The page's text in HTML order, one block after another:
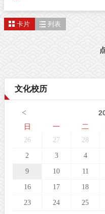
5-HT2AR，能够开启肠道神
升结直肠癌的治疗效果。该
疫检查点抑制剂在肿瘤治疗
CRC病人属于微卫星稳定型
应。这一困境，已成为临床
卡片 列表
文化校历
<
日
一 二
26 27 28
2 3 4
9 10 11
16 17 18
23 24 25